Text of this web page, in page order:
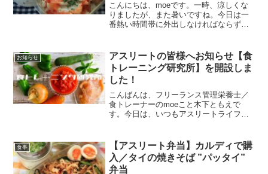
こんにちは、moeです。一時、涼しくな
りましたが、また暑いですね。今日は一
番熱い時間帯に外出しなければならず、
本当に大変だと思いました。私はそんな
時間に外に出なくてもい...
お知らせ
アスリートの皆様へお知らせ【食
トレーニング研究所】を開設しま
した！
こんばんは、フリーランス管理栄養士／
食トレーナーのmoeこと木下ともえで
す。今日は、いつもアスリートライフハ
へお知らせ【食トレーニング研究所】を
開設しました！昨年11月...
食事
【アスリート弁当】カルディで購
入／タイの焼きそば ”パッタイ”
弁当